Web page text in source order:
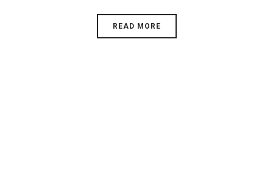
READ MORE